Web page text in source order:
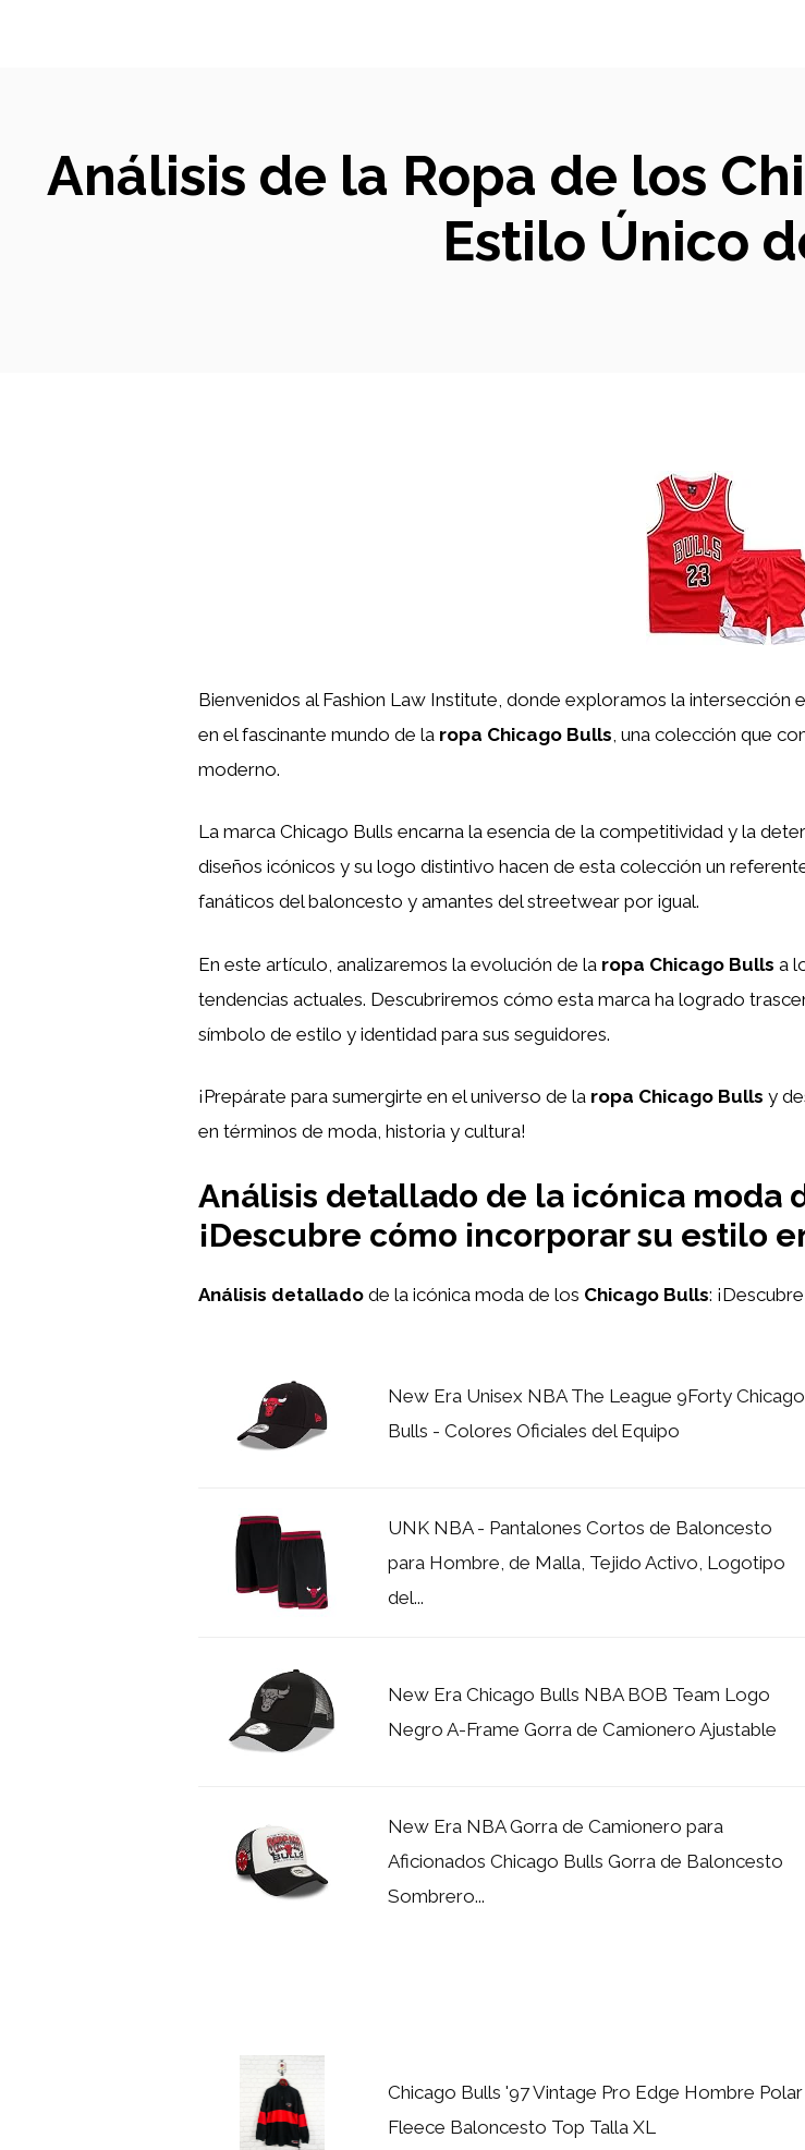
Análisis de la Ropa de los
Estilo Único
Bienvenidos al Fashion Law Institute, donde exploramos la intersección
en el fascinante mundo de la ropa Chicago Bulls , una colección que
moderno.
La marca Chicago Bulls encarna la esencia de la competitividad y la
diseños icónicos y su logo distintivo hacen de esta colección un
fanáticos del baloncesto y amantes del streetwear por igual.
En este artículo, analizaremos la evolución de la ropa Chicago Bulls a
tendencias actuales. Descubriremos cómo esta marca ha logrado
símbolo de estilo y identidad para sus seguidores.
¡Prepárate para sumergirte en el universo de la ropa Chicago Bulls y
en términos de moda, historia y cultura!
Análisis detallado de la icónica moda
¡Descubre cómo incorporar su estilo
Análisis detallado de la icónica moda de los Chicago Bulls:
New Era Unisex NBA The League 9Forty Chicago
Bulls - Colores Oficiales del Equipo
UNK NBA - Pantalones Cortos de Baloncesto
para Hombre, de Malla, Tejido Activo, Logotipo
del...
New Era Chicago Bulls NBA BOB Team Logo
Negro A-Frame Gorra de Camionero Ajustable
New Era NBA Gorra de Camionero para
Aficionados Chicago Bulls Gorra de Baloncesto
Sombrero...
Chicago Bulls '97 Vintage Pro Edge Hombre Polar
Fleece Baloncesto Top Talla XL